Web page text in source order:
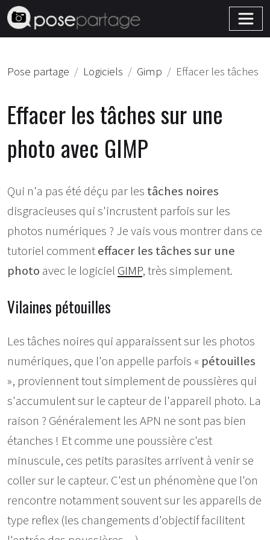
Pose partage Logiciels Gimp Effacer les tâches
Effacer les tâches sur une
photo avec GIMP
Qui n'a pas été déçu par les tâches noires
disgracieuses qui s'incrustent parfois sur les
photos numériques ? Je vais vous montrer dans ce
tutoriel commenteffacer les tâches sur une
photo avec le logiciel GIMP, très simplement.
Vilaines pétouilles
Les tâches noires qui apparaissent sur les photos
numériques, que l'on appelle parfois « pétouilles
», proviennent tout simplement de poussières qui
s'accumulent sur le capteur de l'appareil photo. La
raison ? Généralement les APN ne sont pas bien
étanches ! Et comme une poussière c'est
minuscule, ces petits parasites arrivent à venir se
coller sur le capteur. C'est un phénomène que l'on
rencontre notamment souvent sur les appareils de
type reflex (les changements d'objectif facilitent